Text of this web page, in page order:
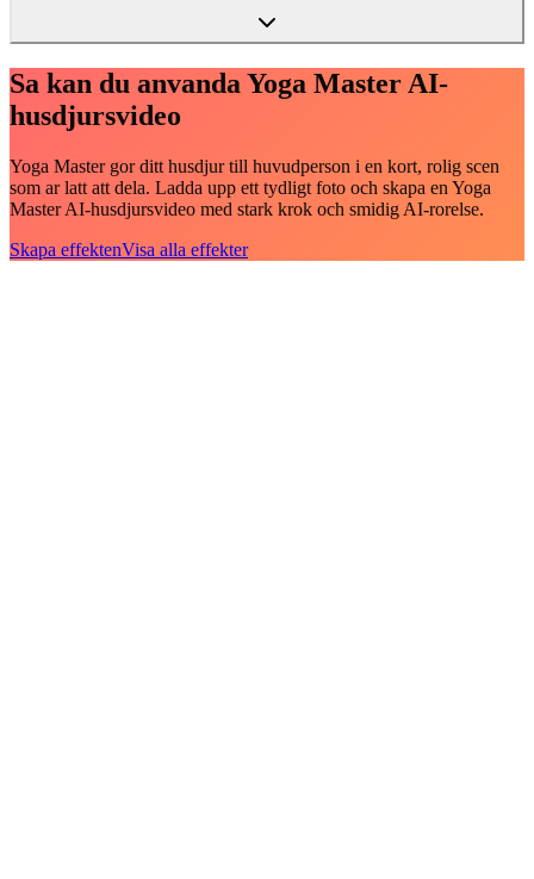
Sa kan du anvanda Yoga Master AI-
husdjursvideo
Yoga Master gor ditt husdjur till huvudperson i en kort, rolig scen
som ar latt att dela. Ladda upp ett tydligt foto och skapa en Yoga
Master AI-husdjursvideo med stark krok och smidig AI-rorelse.
Skapa effektenVisa alla effekter